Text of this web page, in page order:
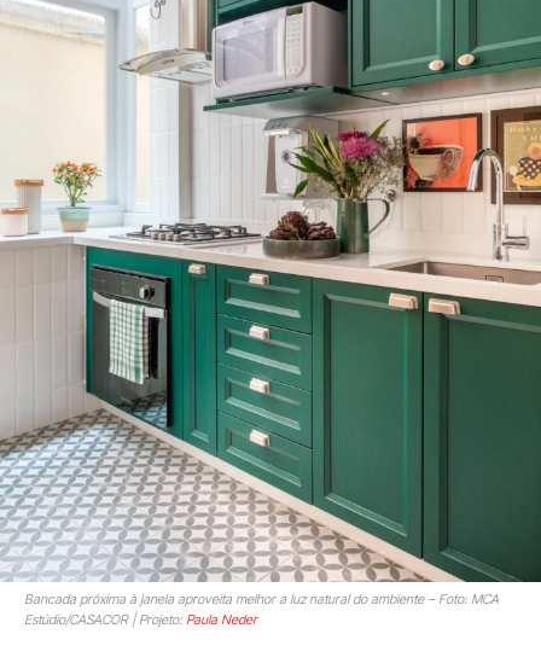
Bancada próxima à janela aproveita melhor a luz natural do ambiente – Foto: MCA
Estúdio/CASACOR | Projeto: Paula Neder